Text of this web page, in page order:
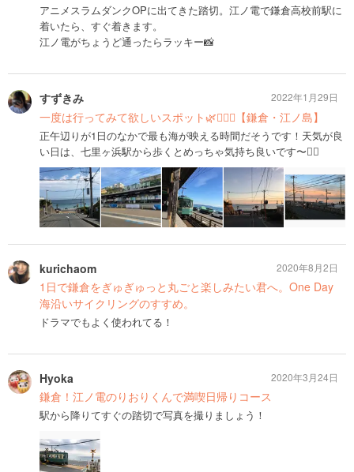
アニメスラムダンクOPに出てきた踏切。江ノ電で鎌倉高校前駅に
着いたら、すぐ着きます。
江ノ電がちょうど通ったらラッキー📸
すずきみ
一度は行ってみて欲しいスポット🌿🏄🏽‍♂️【鎌倉・江ノ島】
正午辺りが1日のなかで最も海が映える時間だそうです！天気が良
い日は、七里ヶ浜駅から歩くとめっちゃ気持ち良いです〜🚶‍♀️
2022年1月29日
kurichaom
1日で鎌倉をぎゅぎゅっと丸ごと楽しみたい君へ。One Day
海沿いサイクリングのすすめ。
ドラマでもよく使われてる！
2020年8月2日
Hyoka
鎌倉！江ノ電のりおりくんで満喫日帰りコース
駅から降りてすぐの踏切で写真を撮りましょう！
2020年3月24日